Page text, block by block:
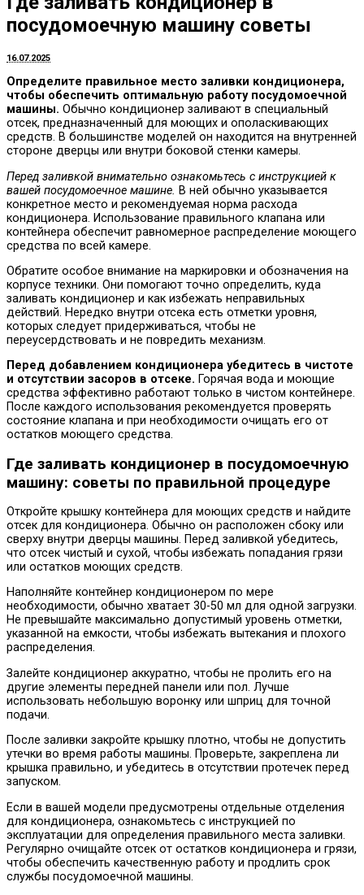
посудомоечную машину советы
16.07.2025
Определите правильное место заливки кондиционера,
чтобы обеспечить оптимальную работу посудомоечной
машины. Обычно кондиционер заливают в специальный
отсек, предназначенный для моющих и ополаскивающих
средств. В большинстве моделей он находится на внутренней
стороне дверцы или внутри боковой стенки камеры.
Перед заливкой внимательно ознакомьтесь с инструкцией к
вашей посудомоечное машине. В ней обычно указывается
конкретное место и рекомендуемая норма расхода
кондиционера. Использование правильного клапана или
контейнера обеспечит равномерное распределение моющего
средства по всей камере.
Обратите особое внимание на маркировки и обозначения на
корпусе техники. Они помогают точно определить, куда
заливать кондиционер и как избежать неправильных
действий. Нередко внутри отсека есть отметки уровня,
которых следует придерживаться, чтобы не
переусердствовать и не повредить механизм.
Перед добавлением кондиционера убедитесь в чистоте
и отсутствии засоров в отсеке. Горячая вода и моющие
средства эффективно работают только в чистом контейнере.
После каждого использования рекомендуется проверять
состояние клапана и при необходимости очищать его от
остатков моющего средства.
Где заливать кондиционер в посудомоечную
машину: советы по правильной процедуре
Откройте крышку контейнера для моющих средств и найдите
отсек для кондиционера. Обычно он расположен сбоку или
сверху внутри дверцы машины. Перед заливкой убедитесь,
что отсек чистый и сухой, чтобы избежать попадания грязи
или остатков моющих средств.
Наполняйте контейнер кондиционером по мере
необходимости, обычно хватает 30-50 мл для одной загрузки.
Не превышайте максимально допустимый уровень отметки,
указанной на емкости, чтобы избежать вытекания и плохого
распределения.
Залейте кондиционер аккуратно, чтобы не пролить его на
другие элементы передней панели или пол. Лучше
использовать небольшую воронку или шприц для точной
подачи.
После заливки закройте крышку плотно, чтобы не допустить
утечки во время работы машины. Проверьте, закреплена ли
крышка правильно, и убедитесь в отсутствии протечек перед
запуском.
Если в вашей модели предусмотрены отдельные отделения
для кондиционера, ознакомьтесь с инструкцией по
эксплуатации для определения правильного места заливки.
Регулярно очищайте отсек от остатков кондиционера и грязи,
чтобы обеспечить качественную работу и продлить срок
службы посудомоечной машины.